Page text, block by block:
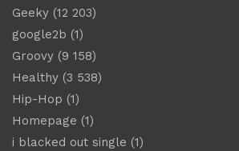
Geeky (12 203)
google2b (1)
Groovy (9 158)
Healthy (3 538)
Hip-Hop (1)
Homepage (1)
i blacked out single (1)